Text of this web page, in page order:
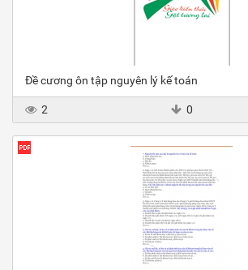
Đề cương ôn tập nguyên lý kế toán
2 0